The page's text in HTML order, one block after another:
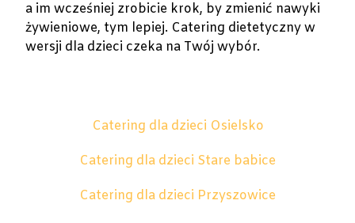
a im wcześniej zrobicie krok, by zmienić nawyki
żywieniowe, tym lepiej. Catering dietetyczny w
wersji dla dzieci czeka na Twój wybór.
Catering dla dzieci Osielsko
Catering dla dzieci Stare babice
Catering dla dzieci Przyszowice